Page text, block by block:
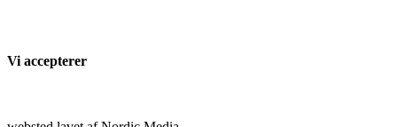
Vi accepterer